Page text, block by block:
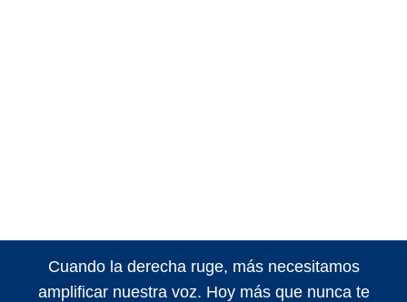
Cuando la derecha ruge, más necesitamos
amplificar nuestra voz. Hoy más que nunca te